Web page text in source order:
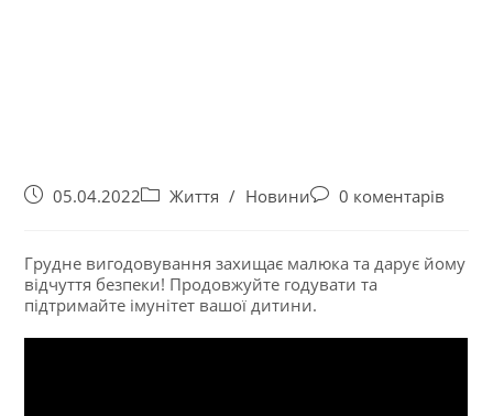
05.04.2022 Життя / Новини 0 коментарів
Грудне вигодовування захищає малюка та дарує йому
відчуття безпеки! Продовжуйте годувати та
підтримайте імунітет вашої дитини.